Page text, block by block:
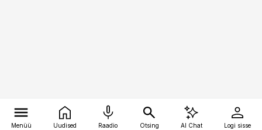
Menüü Uudised Raadio Otsing AI Chat Logi sisse